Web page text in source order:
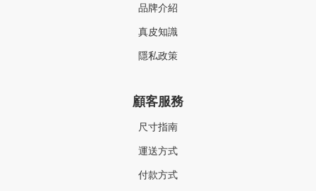
品牌介紹
真皮知識
隱私政策
顧客服務
尺寸指南
運送方式
付款方式